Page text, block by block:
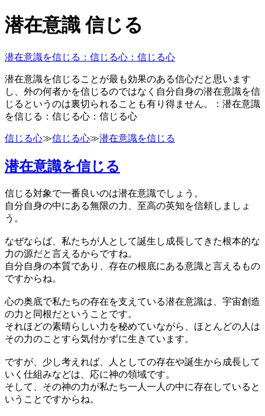
潜在意識 信じる
潜在意識を信じる：信じる心：信じる心
潜在意識を信じることが最も効果のある信心だと思います
し、外の何者かを信じるのではなく自分自身の潜在意識を信
じるというのは裏切られることも有り得ません。：潜在意識
を信じる：信じる心：信じる心
信じる心≫信じる心≫潜在意識を信じる
潜在意識を信じる
信じる対象で一番良いのは潜在意識でしょう。
自分自身の中にある無限の力、至高の英知を信頼しましょ
う。
なぜならば、私たちが人として誕生し成長してきた根本的な
力の源だと言えるからですね。
自分自身の本質であり、存在の根底にある意識と言えるもの
ですからね。
心の奥底で私たちの存在を支えている潜在意識は、宇宙創造
の力と同根だということです。
それほどの素晴らしい力を秘めていながら、ほとんどの人は
その力のことすら気付かずに生きています。
ですが、少し考えれば、人としての存在や誕生から成長して
いく仕組みなどは、応に神の領域です。
そして、その神の力が私たち一人一人の中に存在していると
いうことですからね。